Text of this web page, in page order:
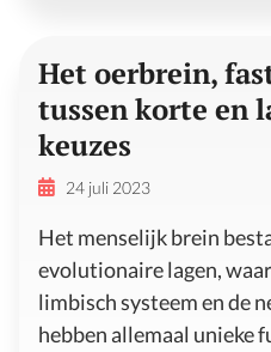
Het oerbrein,
tussen korte en
keuzes
24 juli 2023
Het menselijk brein
evolutionaire lagen,
limbisch systeem en de
hebben allemaal unieke